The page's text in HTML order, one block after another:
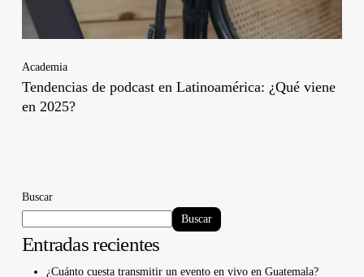
Academia
Tendencias de podcast en Latinoamérica: ¿Qué viene
en 2025?
Buscar
Buscar
Entradas recientes
¿Cuánto cuesta transmitir un evento en vivo en Guatemala?